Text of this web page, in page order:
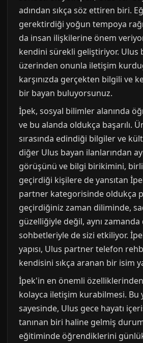
adından sıkça söz ettiren biri.
gerektirdiği yoğun tempoya
da insan ilişkilerine önem
kendini sürekli geliştiriyor. Ulus
üzerinden onunla iletişim
karşınızda gerçekten bilgili ve
bir bayan buluyorsunuz.
İpek, sosyal bilimler alanında
ve bu alanda oldukça başarılı.
sırasında edindiği bilgiler ve
diğer Ulus bayan ilanlarından
görüşünü ve bilgi birikimini,
geçirdiği kişilere de yansıtan
partner kategorisinde oldukça
geçirdiğiniz zaman diliminde,
güzelliğiyle değil, aynı zamanda
sohbetleriyle de sizi etkiliyor.
yapısı, Ulus partner telefon
kendisini sıkça aranan bir isim
İpek'in en önemli
kolayca iletişim kurabilmesi. Bu
sayesinde, Ulus gece hayatı
tanınan biri haline gelmiş
eğitiminde öğrendiklerini